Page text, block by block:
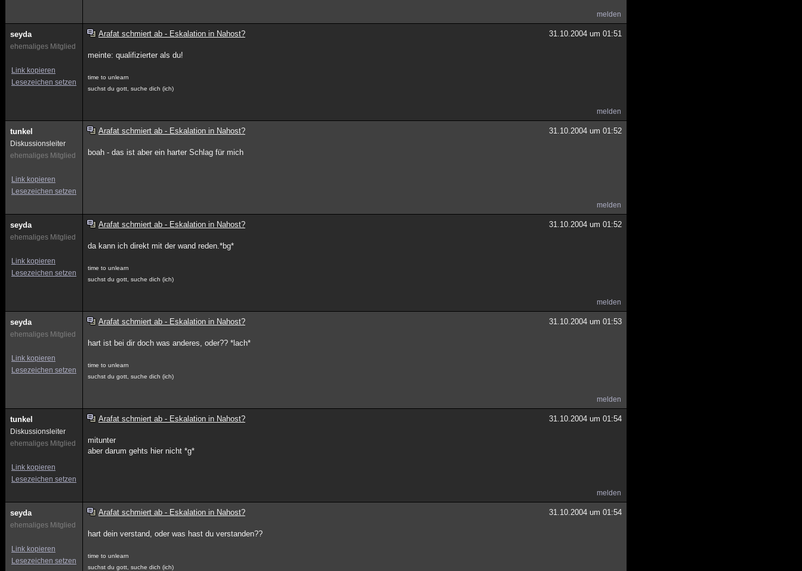
melden
seyda
ehemaliges Mitglied
Link kopieren
Lesezeichen setzen
Arafat schmiert ab - Eskalation in Nahost? 31.10.2004 um 01:51
meinte: qualifizierter als du!
time to unlearn
suchst du gott, suche dich (ich)
melden
tunkel
Diskussionsleiter
ehemaliges Mitglied
Link kopieren
Lesezeichen setzen
Arafat schmiert ab - Eskalation in Nahost? 31.10.2004 um 01:52
boah - das ist aber ein harter Schlag für mich
melden
seyda
ehemaliges Mitglied
Link kopieren
Lesezeichen setzen
Arafat schmiert ab - Eskalation in Nahost? 31.10.2004 um 01:52
da kann ich direkt mit der wand reden.*bg*
time to unlearn
suchst du gott, suche dich (ich)
melden
seyda
ehemaliges Mitglied
Link kopieren
Lesezeichen setzen
Arafat schmiert ab - Eskalation in Nahost? 31.10.2004 um 01:53
hart ist bei dir doch was anderes, oder?? *lach*
time to unlearn
suchst du gott, suche dich (ich)
melden
tunkel
Diskussionsleiter
ehemaliges Mitglied
Link kopieren
Lesezeichen setzen
Arafat schmiert ab - Eskalation in Nahost? 31.10.2004 um 01:54
mitunter
aber darum gehts hier nicht *g*
melden
seyda
ehemaliges Mitglied
Link kopieren
Lesezeichen setzen
Arafat schmiert ab - Eskalation in Nahost? 31.10.2004 um 01:54
hart dein verstand, oder was hast du verstanden??
time to unlearn
suchst du gott, suche dich (ich)